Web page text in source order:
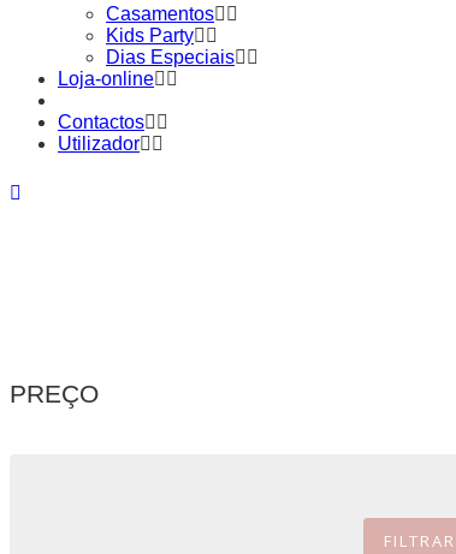
Casamentos
Kids Party
Dias Especiais
Loja-online
Contactos
Utilizador
PREÇO
FILTRAR